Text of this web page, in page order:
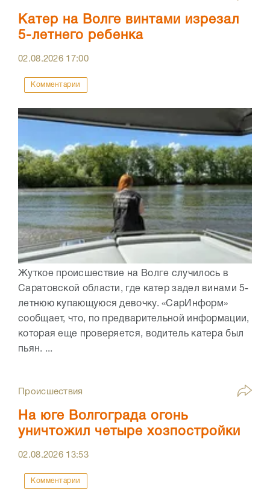
Катер на Волге винтами изрезал
5-летнего ребенка
02.08.2026 17:00
Комментарии
Жуткое происшествие на Волге случилось в
Саратовской области, где катер задел винами 5-
летнюю купающуюся девочку. «СарИнформ»
сообщает, что, по предварительной информации,
которая еще проверяется, водитель катера был
пьян. ...
Происшествия
На юге Волгограда огонь
уничтожил четыре хозпостройки
02.08.2026 13:53
Комментарии